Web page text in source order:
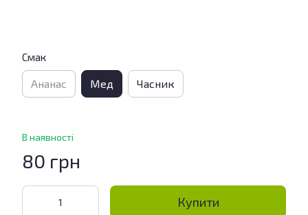
Смак
Ананас Мед Часник
В наявності
80 грн
Купити